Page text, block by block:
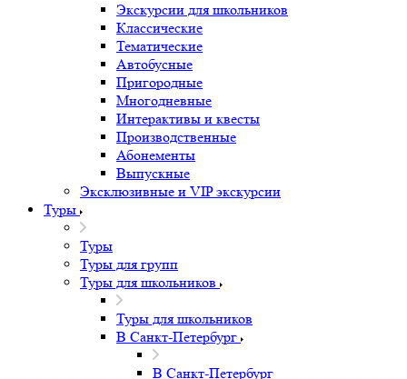
Экскурсии для школьников
Классические
Тематические
Автобусные
Пригородные
Многодневные
Интерактивы и квесты
Производственные
Абонементы
Выпускные
Эксклюзивные и VIP экскурсии
Туры
Туры
Туры для групп
Туры для школьников
Туры для школьников
В Санкт-Петербург
В Санкт-Петербург